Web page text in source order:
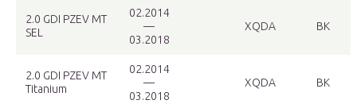
2.0 GDI PZEV MT
SEL
02.2014
—
03.2018
XQDA BK
2.0 GDI PZEV MT
Titanium
02.2014
—
03.2018
XQDA BK